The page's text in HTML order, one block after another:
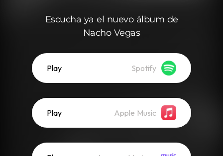
Escucha ya el nuevo álbum de
Nacho Vegas
Play Spotify
Play Apple Music